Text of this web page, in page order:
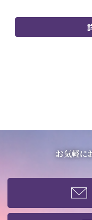
お気軽に